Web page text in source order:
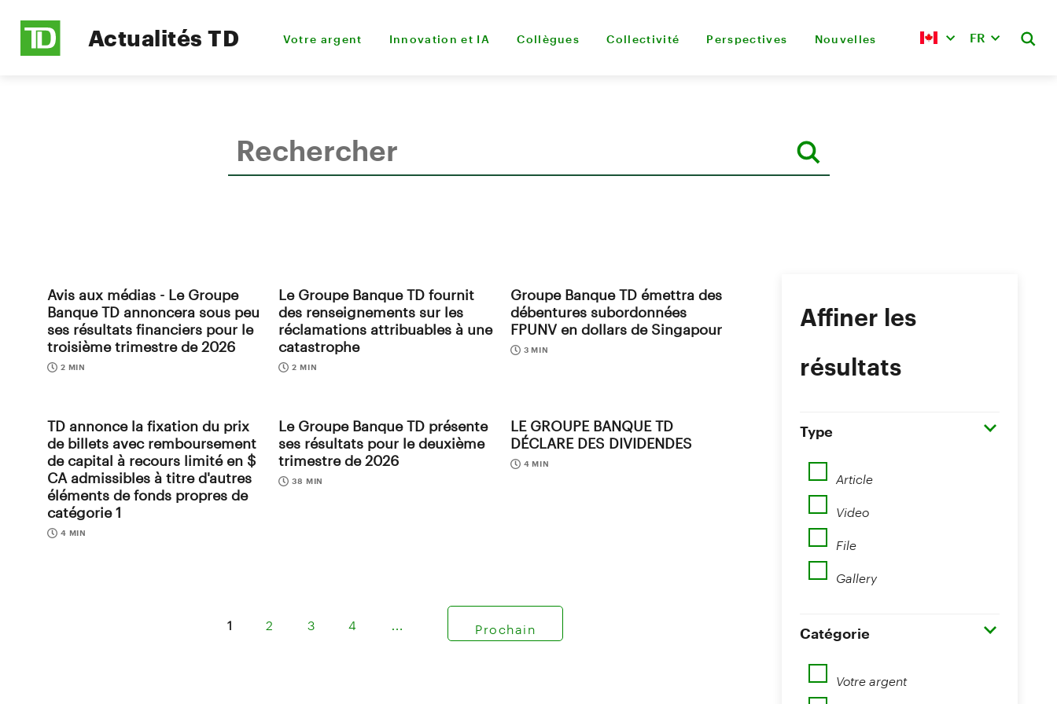
Actualités TD Votre argent Innovation et IA Collègues Collectivité Perspectives Nouvelles FR
Avis aux médias - Le Groupe
Banque TD annoncera sous peu
ses résultats financiers pour le
troisième trimestre de 2026
2 MIN
Le Groupe Banque TD fournit
des renseignements sur les
réclamations attribuables à une
catastrophe
2 MIN
Groupe Banque TD émettra des
débentures subordonnées
FPUNV en dollars de Singapour
3 MIN
TD annonce la fixation du prix
de billets avec remboursement
de capital à recours limité en $
CA admissibles à titre d'autres
éléments de fonds propres de
catégorie 1
4 MIN
Le Groupe Banque TD présente
ses résultats pour le deuxième
trimestre de 2026
38 MIN
LE GROUPE BANQUE TD
DÉCLARE DES DIVIDENDES
4 MIN
1 2 3 4 Prochain
Affiner les
résultats
Type
Article
Video
File
Gallery
Catégorie
Votre argent